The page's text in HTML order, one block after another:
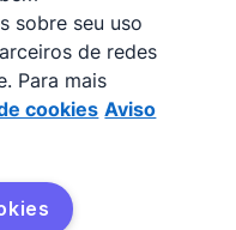
baseado na web.
sobre seu uso
de redes
Para mais
cookies Aviso